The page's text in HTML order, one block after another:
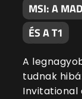
MSI: A
ÉS A T1
A
tudnak
Invitational